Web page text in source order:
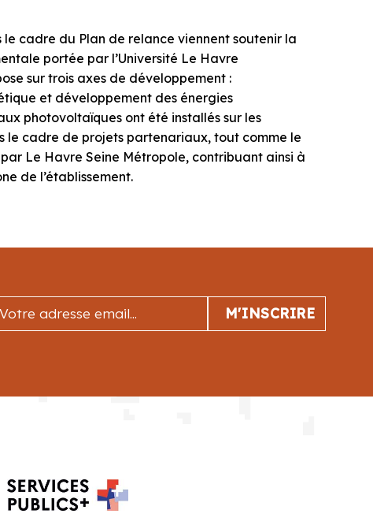
cadre du Plan de relance viennent soutenir la
portée par l’Université Le Havre
sur trois axes de développement :
et développement des énergies
photovoltaïques ont été installés sur les
le cadre de projets partenariaux, tout comme le
Le Havre Seine Métropole, contribuant ainsi à
de l’établissement.